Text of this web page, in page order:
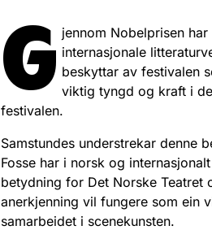
G jennom Nobelprisen
internasjonale
beskyttar av festivalen
viktig tyngd og kraft i
festivalen.
Samstundes understrekar denne
Fosse har i norsk og
betydning for Det Norske Teatret
anerkjenning vil fungere som ein
samarbeidet i scenekunsten.